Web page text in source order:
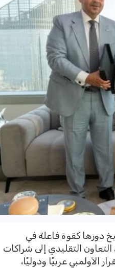
دورها كقوة فاعلة في
التقليدي إلى شراكات
عربيًا ودوليًا،